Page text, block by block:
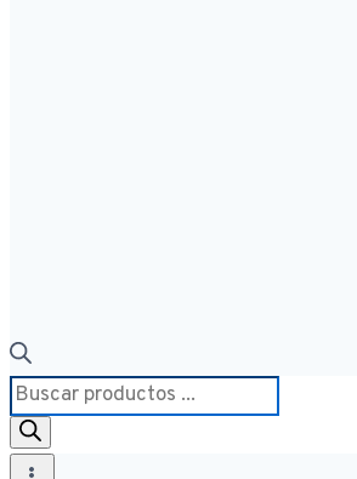
Búsqueda
de
productos